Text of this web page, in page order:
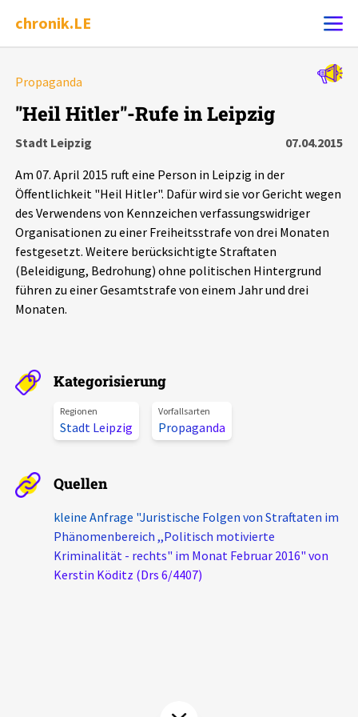
chronik.LE
Chronik
Dossiers
Leipziger Zustände
Schlaglichter
Aktuelles
Alle Beiträge
Pressemitteilungen
Podcasts
Über uns
Projektbeschreibung
Unterstützer_innen
Propaganda
"Heil Hitler"-Rufe in Leipzig
Stadt Leipzig
07.04.2015
Am 07. April 2015 ruft eine Person in Leipzig in der
Öffentlichkeit "Heil Hitler". Dafür wird sie vor Gericht wegen
des Verwendens von Kennzeichen verfassungswidriger
Organisationen zu einer Freiheitsstrafe von drei Monaten
festgesetzt. Weitere berücksichtigte Straftaten
(Beleidigung, Bedrohung) ohne politischen Hintergrund
führen zu einer Gesamtstrafe von einem Jahr und drei
Monaten.
Kategorisierung
Regionen
Stadt Leipzig
Vorfallsarten
Propaganda
Quellen
kleine Anfrage "Juristische Folgen von Straftaten im
Phänomenbereich ,,Politisch motivierte
Kriminalität - rechts" im Monat Februar 2016" von
Kerstin Köditz (Drs 6/4407)
Alle Ereignisse
7502 Ereignisse
Ereignisse
Exportieren Filter Erklärungen